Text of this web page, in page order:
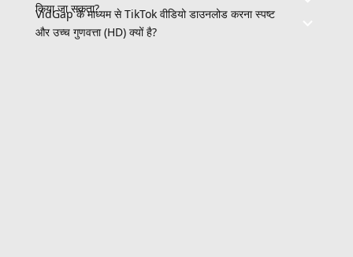
किया जा सकता?
VidGap के माध्यम से TikTok वीडियो डाउनलोड करना स्पष्ट
और उच्च गुणवत्ता (HD) क्यों है?